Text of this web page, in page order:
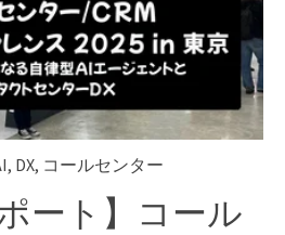
, DX, コールセンター
ート】コール